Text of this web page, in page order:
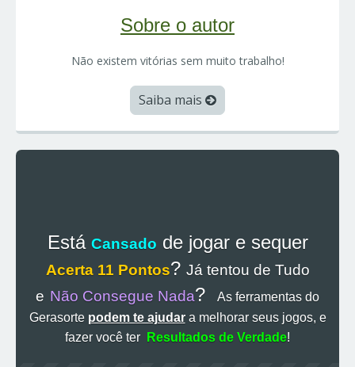
Sobre o autor
Não existem vitórias sem muito trabalho!
Saiba mais
Está Cansado de jogar e sequer
Acerta 11 Pontos? Já tentou de Tudo
e Não Consegue Nada?
As ferramentas do
Gerasorte podem te ajudara melhorar seus jogos, e
fazer você ter
Resultados de Verdade!